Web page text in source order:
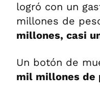
logró con un
millones de
millones, casi
Un botón de
mil millones de